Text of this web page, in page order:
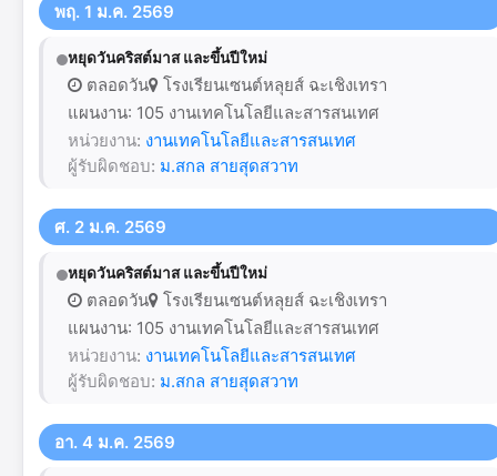
พฤ. 1 ม.ค. 2569
หยุดวันคริสต์มาส และขึ้นปีใหม่
ตลอดวัน
โรงเรียนเซนต์หลุยส์ ฉะเชิงเทรา
แผนงาน: 105 งานเทคโนโลยีและสารสนเทศ
หน่วยงาน: งานเทคโนโลยีและสารสนเทศ
ผู้รับผิดชอบ: ม.สกล สายสุดสวาท
ศ. 2 ม.ค. 2569
หยุดวันคริสต์มาส และขึ้นปีใหม่
ตลอดวัน
โรงเรียนเซนต์หลุยส์ ฉะเชิงเทรา
แผนงาน: 105 งานเทคโนโลยีและสารสนเทศ
หน่วยงาน: งานเทคโนโลยีและสารสนเทศ
ผู้รับผิดชอบ: ม.สกล สายสุดสวาท
อา. 4 ม.ค. 2569